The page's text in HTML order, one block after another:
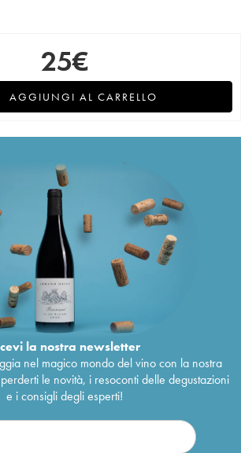
25€
AGGIUNGI AL CARRELLO
la nostra newsletter
nel magico mondo del vino con la nostra
le novità, i resoconti delle degustazioni
e i consigli degli esperti!